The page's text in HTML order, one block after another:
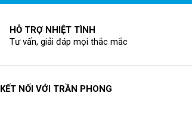
HỖ TRỢ NHIỆT TÌNH
Tư vấn, giải đáp mọi thắc mắc
KẾT NỐI VỚI TRẦN PHONG